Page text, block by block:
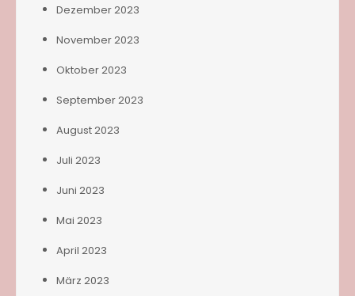
Dezember 2023
November 2023
Oktober 2023
September 2023
August 2023
Juli 2023
Juni 2023
Mai 2023
April 2023
März 2023